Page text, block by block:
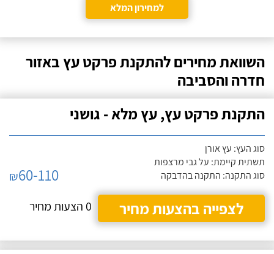
למחירון המלא
השוואת מחירים להתקנת פרקט עץ באזור
חדרה והסביבה
התקנת פרקט עץ, עץ מלא - גושני
סוג העץ: עץ אורן
תשתית קיימת: על גבי מרצפות
סוג התקנה: התקנה בהדבקה
₪60-110
לצפייה בהצעות מחיר
0 הצעות מחיר